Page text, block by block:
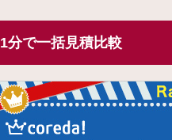
1分で一括見積比較